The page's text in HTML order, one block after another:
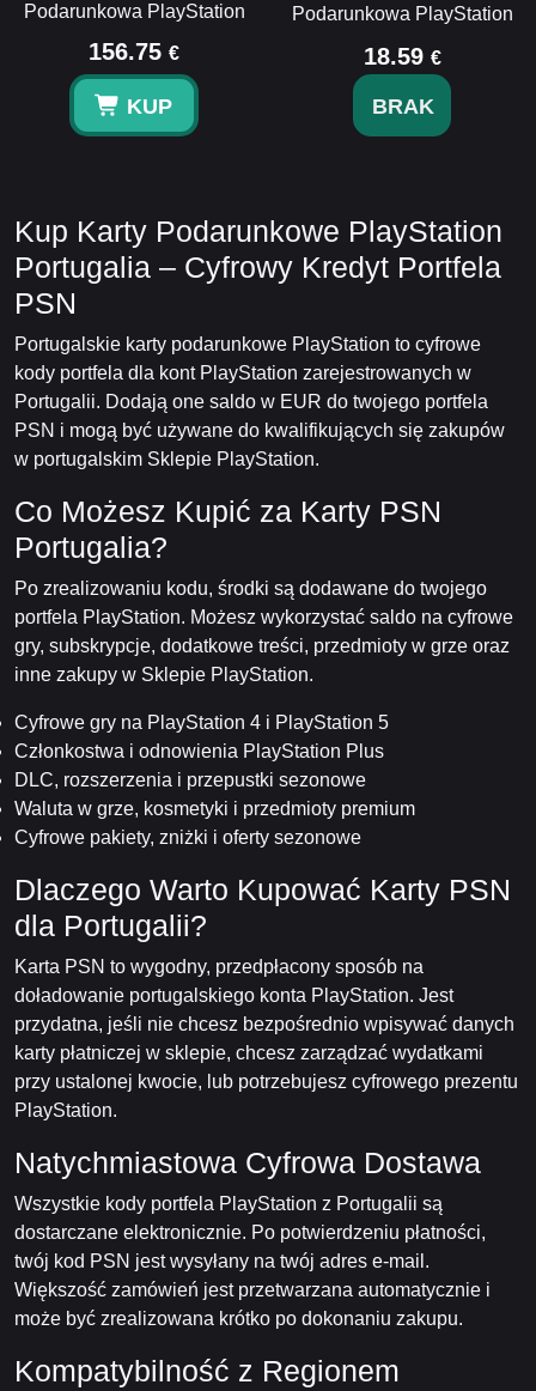
Podarunkowa PlayStation
156.75 €
KUP
Podarunkowa PlayStation
18.59 €
BRAK
Kup Karty Podarunkowe PlayStation
Portugalia – Cyfrowy Kredyt Portfela
PSN
Portugalskie karty podarunkowe PlayStation to cyfrowe
kody portfela dla kont PlayStation zarejestrowanych w
Portugalii. Dodają one saldo w EUR do twojego portfela
PSN i mogą być używane do kwalifikujących się zakupów
w portugalskim Sklepie PlayStation.
Co Możesz Kupić za Karty PSN
Portugalia?
Po zrealizowaniu kodu, środki są dodawane do twojego
portfela PlayStation. Możesz wykorzystać saldo na cyfrowe
gry, subskrypcje, dodatkowe treści, przedmioty w grze oraz
inne zakupy w Sklepie PlayStation.
Cyfrowe gry na PlayStation 4 i PlayStation 5
Członkostwa i odnowienia PlayStation Plus
DLC, rozszerzenia i przepustki sezonowe
Waluta w grze, kosmetyki i przedmioty premium
Cyfrowe pakiety, zniżki i oferty sezonowe
Dlaczego Warto Kupować Karty PSN
dla Portugalii?
Karta PSN to wygodny, przedpłacony sposób na
doładowanie portugalskiego konta PlayStation. Jest
przydatna, jeśli nie chcesz bezpośrednio wpisywać danych
karty płatniczej w sklepie, chcesz zarządzać wydatkami
przy ustalonej kwocie, lub potrzebujesz cyfrowego prezentu
PlayStation.
Natychmiastowa Cyfrowa Dostawa
Wszystkie kody portfela PlayStation z Portugalii są
dostarczane elektronicznie. Po potwierdzeniu płatności,
twój kod PSN jest wysyłany na twój adres e-mail.
Większość zamówień jest przetwarzana automatycznie i
może być zrealizowana krótko po dokonaniu zakupu.
Kompatybilność z Regionem